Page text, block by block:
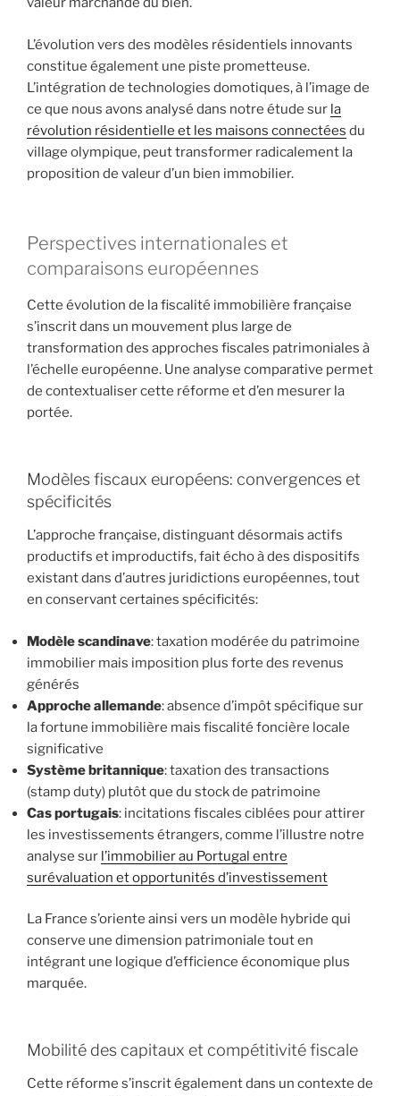
L’évolution vers des modèles résidentiels innovants
constitue également une piste prometteuse.
L’intégration de technologies domotiques, à l’image de
ce que nous avons analysé dans notre étude sur la
révolution résidentielle et les maisons connectées du
village olympique, peut transformer radicalement la
proposition de valeur d’un bien immobilier.
Perspectives internationales et
comparaisons européennes
Cette évolution de la fiscalité immobilière française
s’inscrit dans un mouvement plus large de
transformation des approches fiscales patrimoniales à
l’échelle européenne. Une analyse comparative permet
de contextualiser cette réforme et d’en mesurer la
portée.
Modèles fiscaux européens: convergences et
spécificités
L’approche française, distinguant désormais actifs
productifs et improductifs, fait écho à des dispositifs
existant dans d’autres juridictions européennes, tout
en conservant certaines spécificités:
Modèle scandinave: taxation modérée du patrimoine
immobilier mais imposition plus forte des revenus
générés
Approche allemande: absence d’impôt spécifique sur
la fortune immobilière mais fiscalité foncière locale
significative
Système britannique: taxation des transactions
(stamp duty) plutôt que du stock de patrimoine
Cas portugais: incitations fiscales ciblées pour attirer
les investissements étrangers, comme l’illustre notre
analyse sur l’immobilier au Portugal entre
surévaluation et opportunités d’investissement
La France s’oriente ainsi vers un modèle hybride qui
conserve une dimension patrimoniale tout en
intégrant une logique d’efficience économique plus
marquée.
Mobilité des capitaux et compétitivité fiscale
Cette réforme s’inscrit également dans un contexte de